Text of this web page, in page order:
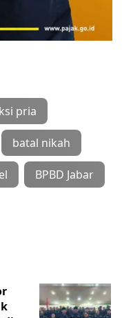
pria
batal nikah
BPBD Jabar